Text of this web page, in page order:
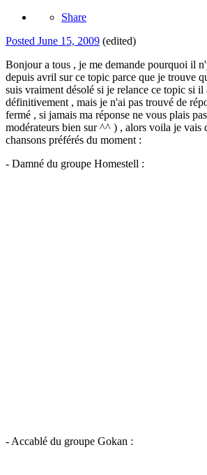
Share
Posted June 15, 2009 (edited)
Bonjour a tous , je me demande pourquoi il
depuis avril sur ce topic parce que je trouve
suis vraiment désolé si je relance ce topic si il
définitivement , mais je n'ai pas trouvé de
fermé , si jamais ma réponse ne vous plais
modérateurs bien sur ^^ ) , alors voila je vais
chansons préférés du moment :
- Damné du groupe Homestell :
- Accablé du groupe Gokan :